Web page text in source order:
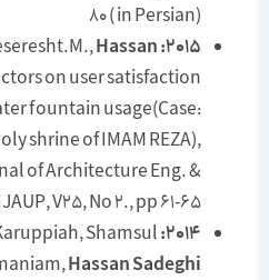
80 ( in Persian)
2015:
Hassan
factors on user satisfaction
water fountain usage(Case:
holy shrine of IMAM REZA),
of Architecture Eng. &
IJAUP, V25, No 2., pp 61-65
2014:
K. Karuppiah, Shamsul
Hassan Sadeghi